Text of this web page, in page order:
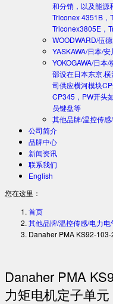
和分销，以及能源
Triconex 4351B，
Triconex3805E，
WOODWARD/伍
YASKAWA/日本/
YOKOGAWA/日本/
部设在日本东京.
司供应横河模块
CP345，PW开头
员键盘等
其他品牌/温控传
公司简介
品牌中心
新闻资讯
联系我们
English
您在这里：
首页
其他品牌/温控传感/电力电
Danaher PMA KS92-
Danaher PMA
力矩电机定子单元